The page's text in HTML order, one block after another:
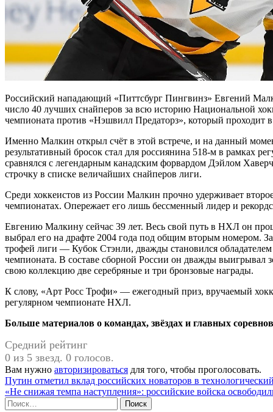
Российский нападающий «Питтсбург Пингвинз» Евгений
число 40 лучших снайперов за всю историю Национальной
чемпионата против «Нэшвилл Предаторз», который проходит
Именно Малкин открыл счёт в этой встрече, и на данный
результативный бросок стал для россиянина 518-м в рамках
сравнялся с легендарным канадским форвардом Дэйлом
строчку в списке величайших снайперов лиги.
Среди хоккеистов из России Малкин прочно удерживает
чемпионатах. Опережает его лишь бессменный лидер и
Евгению Малкину сейчас 39 лет. Весь свой путь в НХЛ он
выбрал его на драфте 2004 года под общим вторым номером.
трофей лиги — Кубок Стэнли, дважды становился
чемпионата. В составе сборной России он дважды выигрывал
свою коллекцию две серебряные и три бронзовые награды.
К слову, «Арт Росс Трофи» — ежегодный приз, вручаемый
регулярном чемпионате НХЛ.
Больше материалов о командах, звёздах и главных
Средний рейтинг
0 из 5 звезд. 0 голосов.
Вам нужно авторизироваться для того, чтобы проголосовать.
Навигация
по
Путин отметил вклад российских новаторов в
«Не снижая темпа наступления»: российские войска
Найти: